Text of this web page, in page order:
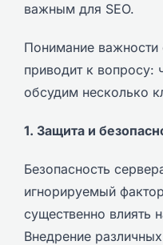
важным для SEO.
Понимание важности
приводит к вопросу:
обсудим несколько
1. Защита и
Безопасность
игнорируемый
существенно влиять
Внедрение